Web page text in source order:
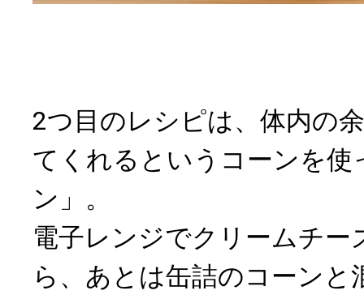
2つ目のレシピは、体内の
てくれるというコーンを使
ン」。
電子レンジでクリームチー
ら、あとは缶詰のコーンと